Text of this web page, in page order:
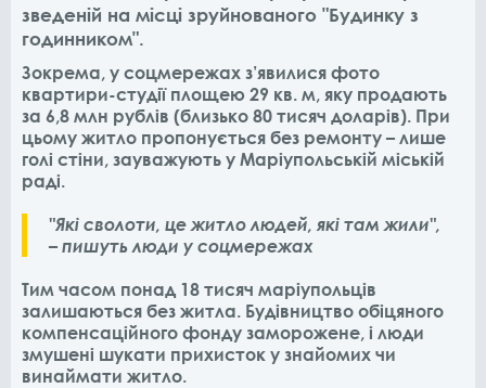
зведеній на місці зруйнованого "Будинку з
годинником".
Зокрема, у соцмережах з’явилися фото
квартири-студії площею 29 кв. м, яку продають
за 6,8 млн рублів (близько 80 тисяч доларів). При
цьому житло пропонується без ремонту – лише
голі стіни, зауважують у Маріупольській міській
раді.
"Які сволоти, це житло людей, які там жили",
– пишуть люди у соцмережах
Тим часом понад 18 тисяч маріупольців
залишаються без житла. Будівництво обіцяного
компенсаційного фонду заморожене, і люди
змушені шукати прихисток у знайомих чи
винаймати житло.